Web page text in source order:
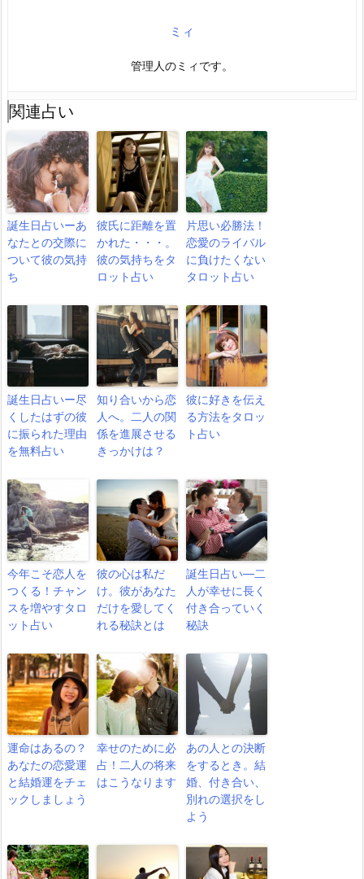
ミィ
管理人のミィです。
関連占い
誕生日占いーあ
なたとの交際に
ついて彼の気持
ち
彼氏に距離を置
かれた・・・。
彼の気持ちをタ
ロット占い
片思い必勝法！
恋愛のライバル
に負けたくない
タロット占い
誕生日占いー尽
くしたはずの彼
に振られた理由
を無料占い
知り合いから恋
人へ。二人の関
係を進展させる
きっかけは？
彼に好きを伝え
る方法をタロッ
ト占い
今年こそ恋人を
つくる！チャン
スを増やすタロ
ット占い
彼の心は私だ
け。彼があなた
だけを愛してく
れる秘訣とは
誕生日占い―二
人が幸せに長く
付き合っていく
秘訣
運命はあるの？
あなたの恋愛運
と結婚運をチェ
ックしましょう
幸せのために必
占！二人の将来
はこうなります
あの人との決断
をするとき。結
婚、付き合い、
別れの選択をし
よう